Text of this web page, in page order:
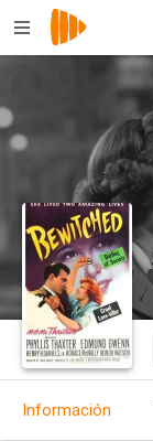
Información